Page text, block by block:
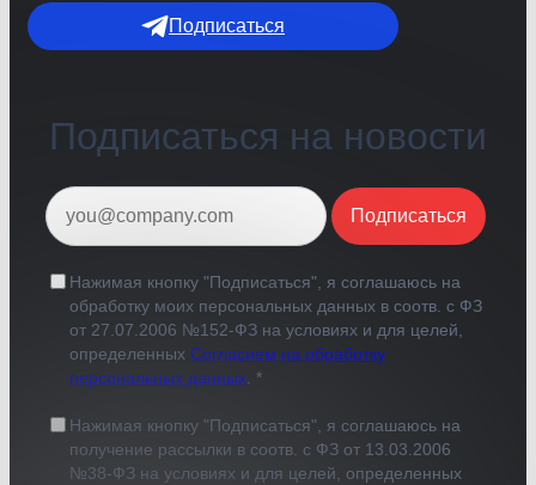
Подписаться
Подписаться на новости
Подписаться
Нажимая кнопку "Подписаться", я соглашаюсь на
обработку моих персональных данных в соотв. с ФЗ
от 27.07.2006 №152-ФЗ на условиях и для целей,
определенных Согласием на обработку
персональных данных. *
Нажимая кнопку "Подписаться", я соглашаюсь на
получение рассылки в соотв. с ФЗ от 13.03.2006
№38-ФЗ на условиях и для целей, определенных